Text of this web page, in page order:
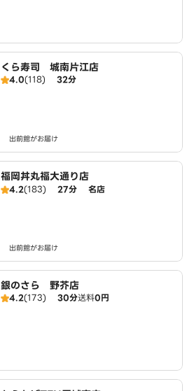
くら寿司 城南片江店
4.0(118) 32分
出前館がお届け
福岡丼丸福大通り店
4.2(183) 27分 名店
出前館がお届け
銀のさら 野芥店
4.2(173) 30分送料0円